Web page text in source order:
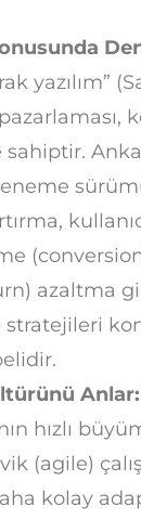
yazılım”
azaltma
stratejileri
Anlar:
hızlı
(agile)
kolay